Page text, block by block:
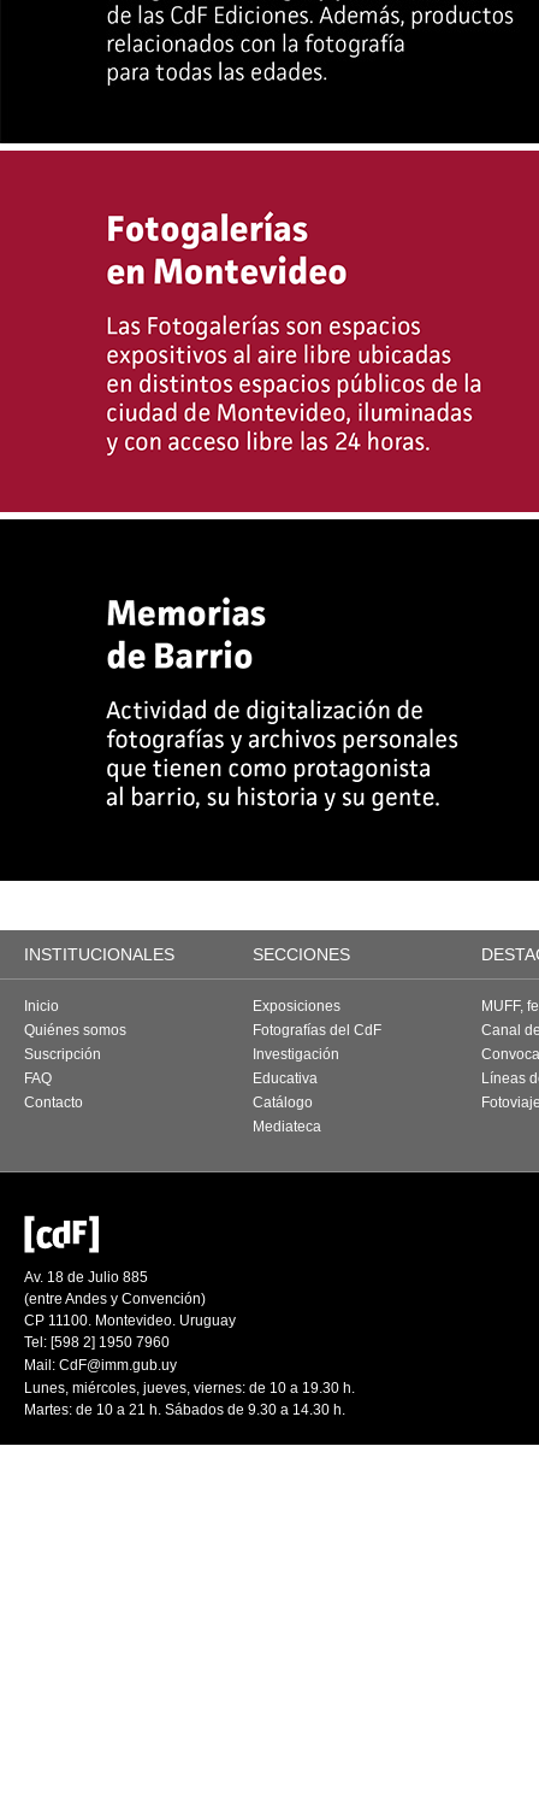
INSTITUCIONALES SECCIONES
Inicio
Quiénes somos
Suscripción
FAQ
Contacto
Exposiciones
Fotografías del CdF
Investigación
Educativa
Catálogo
Mediateca
MUFF,
Canal
Líneas
Av. 18 de Julio 885
(entre Andes y Convención)
CP 11100. Montevideo. Uruguay
Tel: [598 2] 1950 7960
Mail: CdF@imm.gub.uy
Lunes, miércoles, jueves, viernes: de 10 a 19.30 h.
Martes: de 10 a 21 h. Sábados de 9.30 a 14.30 h.